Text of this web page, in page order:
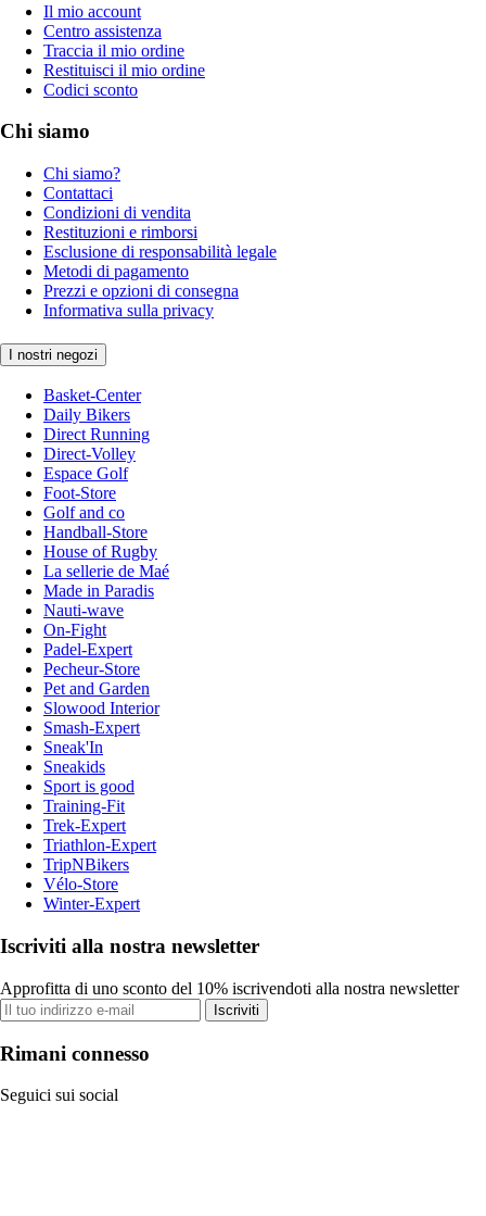
Il mio account
Centro assistenza
Traccia il mio ordine
Restituisci il mio ordine
Codici sconto
Chi siamo
Chi siamo?
Contattaci
Condizioni di vendita
Restituzioni e rimborsi
Esclusione di responsabilità legale
Metodi di pagamento
Prezzi e opzioni di consegna
Informativa sulla privacy
I nostri negozi
Basket-Center
Daily Bikers
Direct Running
Direct-Volley
Espace Golf
Foot-Store
Golf and co
Handball-Store
House of Rugby
La sellerie de Maé
Made in Paradis
Nauti-wave
On-Fight
Padel-Expert
Pecheur-Store
Pet and Garden
Slowood Interior
Smash-Expert
Sneak'In
Sneakids
Sport is good
Training-Fit
Trek-Expert
Triathlon-Expert
TripNBikers
Vélo-Store
Winter-Expert
Iscriviti alla nostra newsletter
Approfitta di uno sconto del 10% iscrivendoti alla nostra newsletter
Iscriviti
Rimani connesso
Seguici sui social